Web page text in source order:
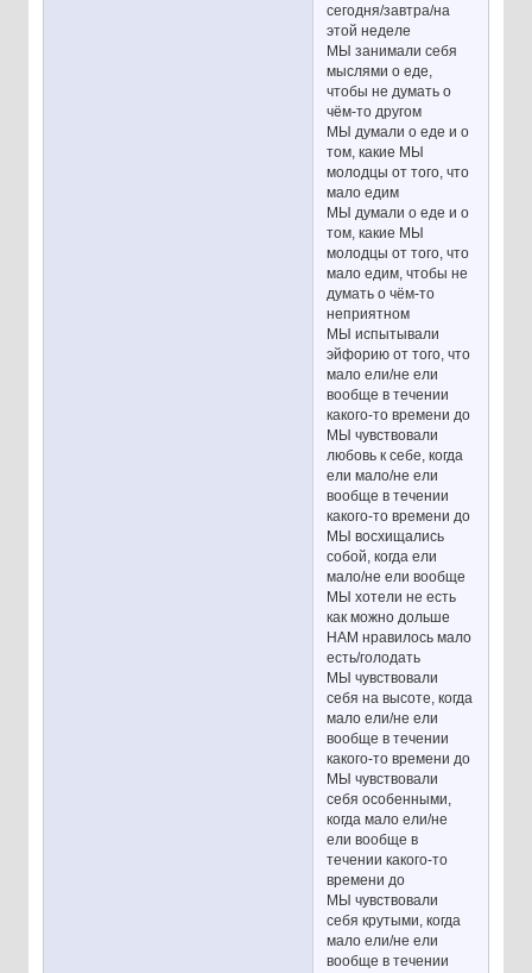
сегодня/завтра/на
этой неделе
МЫ занимали себя
мыслями о еде,
чтобы не думать о
чём-то другом
МЫ думали о еде и о
том, какие МЫ
молодцы от того, что
мало едим
МЫ думали о еде и о
том, какие МЫ
молодцы от того, что
мало едим, чтобы не
думать о чём-то
неприятном
МЫ испытывали
эйфорию от того, что
мало ели/не ели
вообще в течении
какого-то времени до
МЫ чувствовали
любовь к себе, когда
ели мало/не ели
вообще в течении
какого-то времени до
МЫ восхищались
собой, когда ели
мало/не ели вообще
МЫ хотели не есть
как можно дольше
НАМ нравилось мало
есть/голодать
МЫ чувствовали
себя на высоте, когда
мало ели/не ели
вообще в течении
какого-то времени до
МЫ чувствовали
себя особенными,
когда мало ели/не
ели вообще в
течении какого-то
времени до
МЫ чувствовали
себя крутыми, когда
мало ели/не ели
вообще в течении